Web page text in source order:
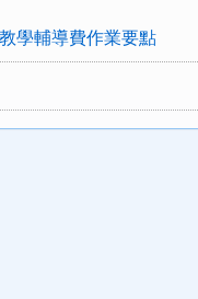
學輔導費作業要點